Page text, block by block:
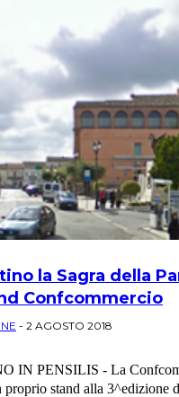
la Sagra della
Confcommercio
- 2 AGOSTO 2018
IN PENSILIS - La
proprio stand alla 3^edizione